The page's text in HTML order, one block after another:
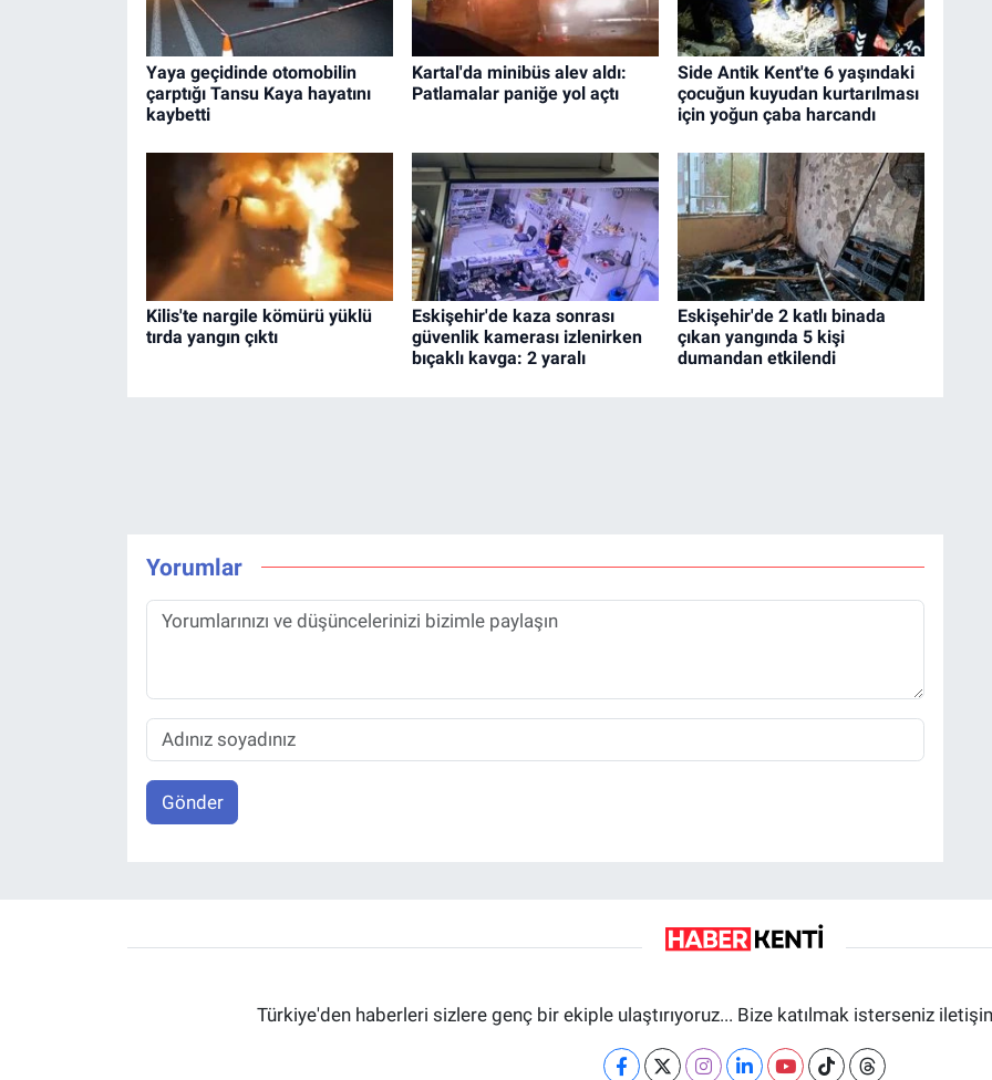
Yaya geçidinde otomobilin
çarptığı Tansu Kaya hayatını
kaybetti
Kartal'da minibüs alev aldı:
Patlamalar paniğe yol açtı
Side Antik Kent'te 6 yaşındaki
çocuğun kuyudan kurtarılması
için yoğun çaba harcandı
Kilis'te nargile kömürü yüklü
tırda yangın çıktı
Eskişehir'de kaza sonrası
güvenlik kamerası izlenirken
bıçaklı kavga: 2 yaralı
Eskişehir'de 2 katlı binada
çıkan yangında 5 kişi
dumandan etkilendi
Yorumlar
Gönder
Türkiye'den haberleri sizlere genç bir ekiple ulaştırıyoruz... Bize katılmak isterseniz